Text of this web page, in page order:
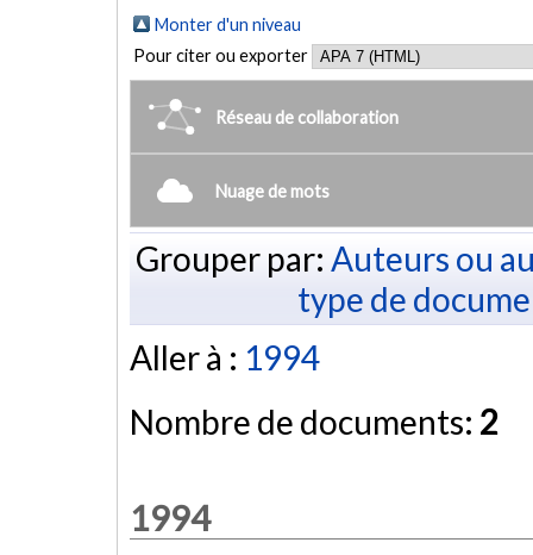
Monter d'un niveau
Pour citer ou exporter
Réseau de collaboration
Nuage de mots
Grouper par: Auteurs ou
type de
Aller à : 1994
Nombre de documents: 2
1994